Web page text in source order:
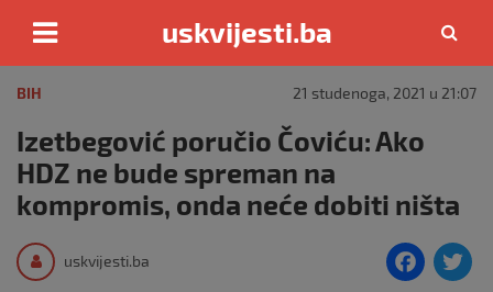
content
uskvijesti.ba
BIH 21 studenoga, 2021 u 21:07
Izetbegović poručio Čoviću: Ako
HDZ ne bude spreman na
kompromis, onda neće dobiti ništa
uskvijesti.ba
F